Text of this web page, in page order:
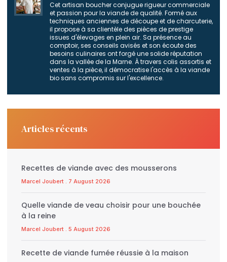
Cet artisan boucher conjugue rigueur commerciale
et passion pour la viande de qualité. Formé aux
techniques anciennes de découpe et de charcuterie,
il propose à sa clientèle des pièces de prestige
issues d'élevages en plein air. Sa présence au
comptoir, ses conseils avisés et son écoute des
besoins culinaires ont forgé une solide réputation
dans la vallée de la Marne. À travers colis assortis et
ventes à la pièce, il démocratise l'accès à la viande
bio sans compromis sur l'excellence.
Articles récents
Recettes de viande avec des mousserons
Marcel Joubert 7 August 2026
Quelle viande de veau choisir pour une bouchée
à la reine
Marcel Joubert 5 August 2026
Recette de viande fumée réussie à la maison